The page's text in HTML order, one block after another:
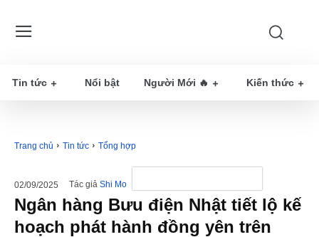
Tin tức Nổi bật Người Mới 🔥 Kiến thức
Trang chủ Tin tức Tổng hợp
02/09/2025 Tác giả Shi Mo
Ngân hàng Bưu điện Nhật tiết lộ kế
hoạch phát hành đồng yên trên